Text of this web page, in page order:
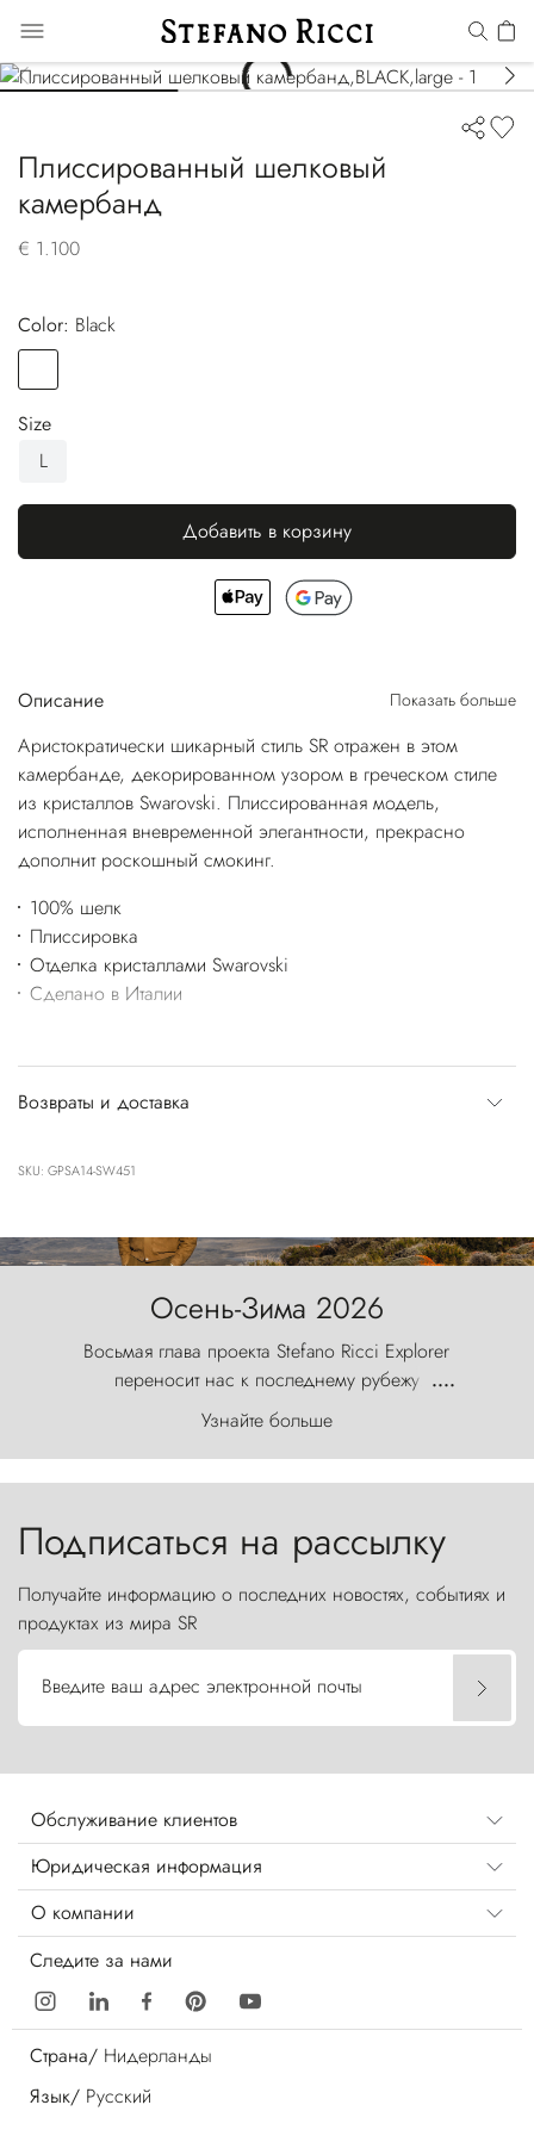
Плиссированный шелковый
камербанд
€ 1.100
Color:
black
Size
L
Добавить в корзину
Описание Показать больше
Аристократически шикарный стиль SR отражен в этом
камербанде, декорированном узором в греческом стиле
из кристаллов Swarovski. Плиссированная модель,
исполненная вневременной элегантности, прекрасно
дополнит роскошный смокинг.
100% шелк
Плиссировка
Отделка кристаллами Swarovski
Сделано в Италии
Возвраты и доставка
SKU: GPSA14-SW451
Осень-Зима 2026
Восьмая глава проекта Stefano Ricci Explorer
переносит нас к последнему рубежу
первозданного мира, где ветер с
первобытной яростью ваяет ландшафт, а пики
Торрес-дель-Пайне, словно каменные стражи,
....
Узнайте больше
Подписаться на рассылку
Получайте информацию о последних новостях, событиях и
продуктах из мира SR
Введите ваш адрес электронной почты
Обслуживание клиентов
Юридическая информация
О компании
Следите за нами
Страна/ Нидерланды
Язык/ Русский